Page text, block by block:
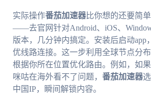
实际操作番茄加速器比你想的还要简
——去官网针对Android、iOS、
版本，几分钟内搞定。安装后启动app
优线路连接。这一步利用全球节点分布
根据你所在位置优化路由。例如，如
咪咕在海外看不了问题， 番茄加速器
中国IP，瞬间解锁内容。